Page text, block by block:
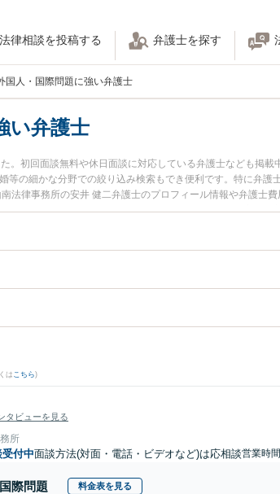
法律相談を投稿する 弁護士を探す
国人・国際問題に強い弁護士
い弁護士
。初回面談無料や休日面談に対応している弁護士なども掲
等の細かな分野での絞り込み検索もでき便利です。特に弁護
法律事務所の安井 健二弁護士のプロフィール情報や弁護士
に相談したい』『外国人・国際問題のトラブル解決の実績豊
たい』などでお困りの相談者さんにおすすめです。
はこちら)
タビューを見る
所
付中面談方法(対面・電話・ビデオなど)は応相談営業時
際問題 料金表を見る